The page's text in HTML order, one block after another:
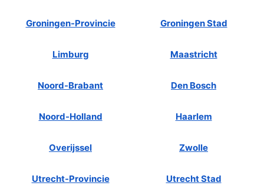
Groningen-Provincie Groningen Stad
Limburg Maastricht
Noord-Brabant Den Bosch
Noord-Holland Haarlem
Overijssel Zwolle
Utrecht-Provincie Utrecht Stad